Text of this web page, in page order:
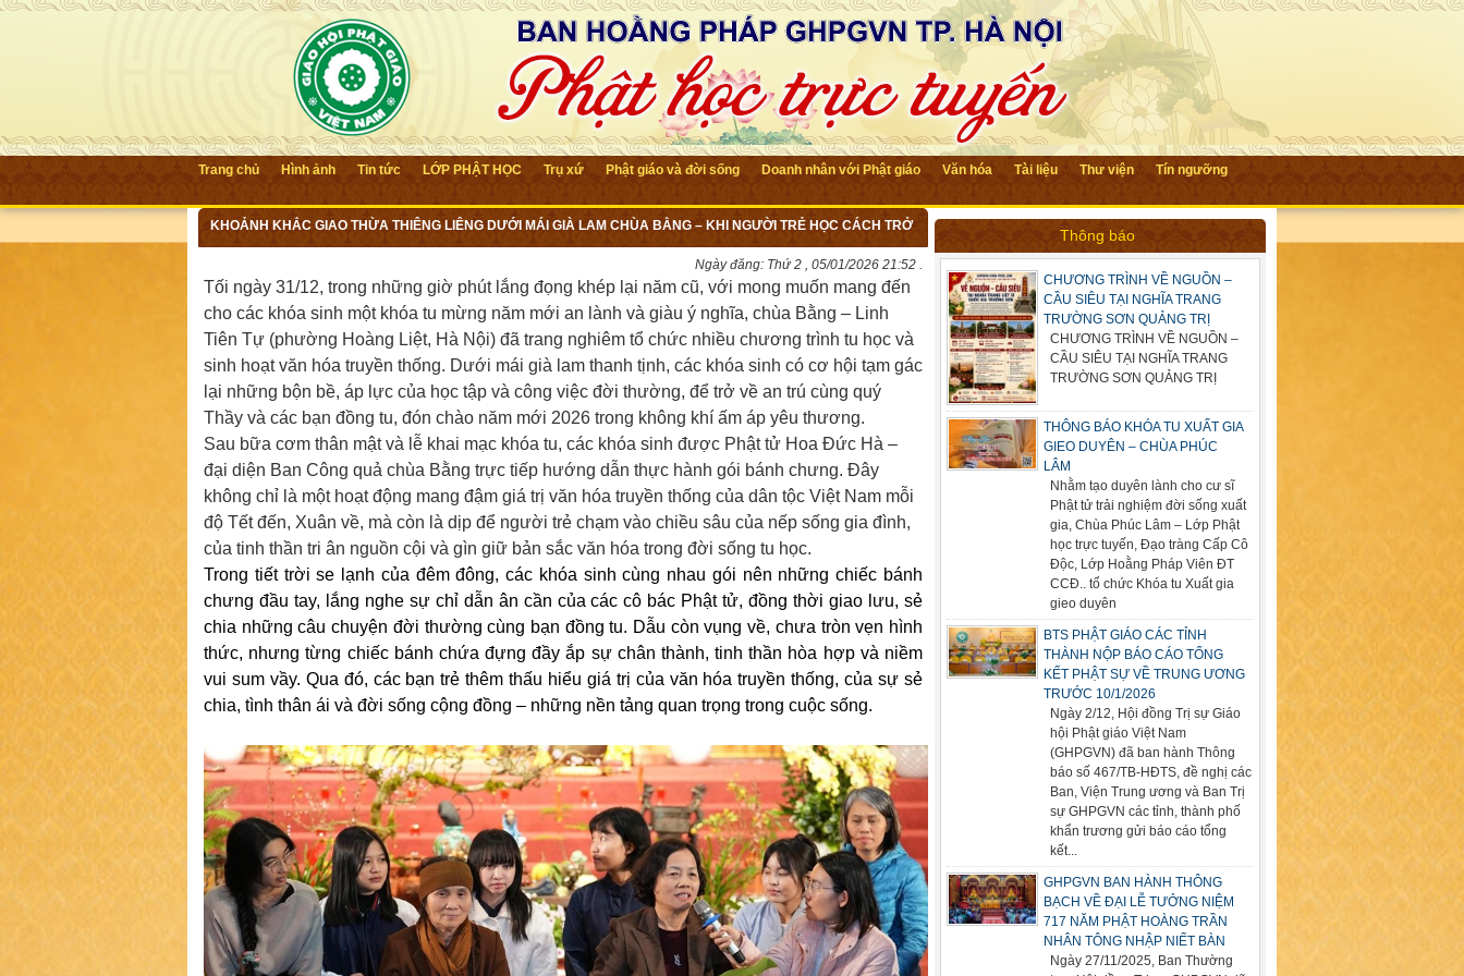
Trang chủ Hình ảnh Tin tức LỚP PHẬT HỌC Trụ xứ Phật giáo và đời sống Doanh nhân với Phật giáo Văn hóa Tài liệu Thư viện Tín ngưỡng
KHOẢNH KHẮC GIAO THỪA THIÊNG LIÊNG DƯỚI MÁI GIÀ LAM CHÙA BẰNG – KHI NGƯỜI TRẺ HỌC CÁCH TRỞ
Ngày đăng: Thứ 2 , 05/01/2026 21:52 .
Tối ngày 31/12, trong những giờ phút lắng đọng khép lại năm cũ, với mong muốn mang đến
cho các khóa sinh một khóa tu mừng năm mới an lành và giàu ý nghĩa, chùa Bằng – Linh
Tiên Tự (phường Hoàng Liệt, Hà Nội) đã trang nghiêm tổ chức nhiều chương trình tu học và
sinh hoạt văn hóa truyền thống. Dưới mái già lam thanh tịnh, các khóa sinh có cơ hội tạm gác
lại những bộn bề, áp lực của học tập và công việc đời thường, để trở về an trú cùng quý
Thầy và các bạn đồng tu, đón chào năm mới 2026 trong không khí ấm áp yêu thương.
Sau bữa cơm thân mật và lễ khai mạc khóa tu, các khóa sinh được Phật tử Hoa Đức Hà –
đại diện Ban Công quả chùa Bằng trực tiếp hướng dẫn thực hành gói bánh chưng. Đây
không chỉ là một hoạt động mang đậm giá trị văn hóa truyền thống của dân tộc Việt Nam mỗi
độ Tết đến, Xuân về, mà còn là dịp để người trẻ chạm vào chiều sâu của nếp sống gia đình,
của tinh thần tri ân nguồn cội và gìn giữ bản sắc văn hóa trong đời sống tu học.
Trong tiết trời se lạnh của đêm đông, các khóa sinh cùng nhau gói nên những chiếc bánh
chưng đầu tay, lắng nghe sự chỉ dẫn ân cần của các cô bác Phật tử, đồng thời giao lưu, sẻ
chia những câu chuyện đời thường cùng bạn đồng tu. Dẫu còn vụng về, chưa tròn vẹn hình
thức, nhưng từng chiếc bánh chứa đựng đầy ắp sự chân thành, tinh thần hòa hợp và niềm
vui sum vầy. Qua đó, các bạn trẻ thêm thấu hiểu giá trị của văn hóa truyền thống, của sự sẻ
chia, tình thân ái và đời sống cộng đồng – những nền tảng quan trọng trong cuộc sống.
Thông báo
CHƯƠNG TRÌNH VỀ NGUỒN –
CẦU SIÊU TẠI NGHĨA TRANG
TRƯỜNG SƠN QUẢNG TRỊ
CHƯƠNG TRÌNH VỀ NGUỒN –
CẦU SIÊU TẠI NGHĨA TRANG
TRƯỜNG SƠN QUẢNG TRỊ
THÔNG BÁO KHÓA TU XUẤT GIA
GIEO DUYÊN – CHÙA PHÚC
LÂM
Nhằm tạo duyên lành cho cư sĩ
Phật tử trải nghiệm đời sống xuất
gia, Chùa Phúc Lâm – Lớp Phật
học trực tuyến, Đạo tràng Cấp Cô
Độc, Lớp Hoằng Pháp Viên ĐT
CCĐ.. tổ chức Khóa tu Xuất gia
gieo duyên
BTS PHẬT GIÁO CÁC TỈNH
THÀNH NỘP BÁO CÁO TỔNG
KẾT PHẬT SỰ VỀ TRUNG ƯƠNG
TRƯỚC 10/1/2026
Ngày 2/12, Hội đồng Trị sự Giáo
hội Phật giáo Việt Nam
(GHPGVN) đã ban hành Thông
báo số 467/TB-HĐTS, đề nghị các
Ban, Viện Trung ương và Ban Trị
sự GHPGVN các tỉnh, thành phố
khẩn trương gửi báo cáo tổng
kết...
GHPGVN BAN HÀNH THÔNG
BẠCH VỀ ĐẠI LỄ TƯỞNG NIỆM
717 NĂM PHẬT HOÀNG TRẦN
NHÂN TÔNG NHẬP NIẾT BÀN
Ngày 27/11/2025, Ban Thường